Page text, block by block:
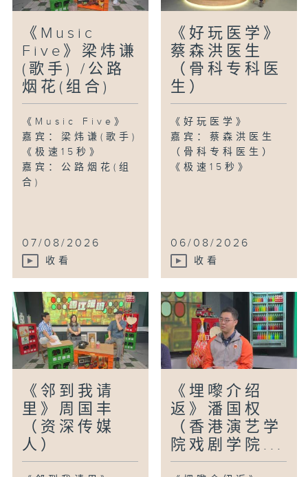
《Music
Five》梁炜谦
(歌手) /公路
烟花(组合)
《Music Five》
嘉宾：梁炜谦(歌手)
《极速15秒》
嘉宾：公路烟花(组
合)
07/08/2026
收看
《好玩医学》
蔡森洪医生
（骨科专科医
生）
《好玩医学》
嘉宾：蔡森洪医生
（骨科专科医生）
《极速15秒》
06/08/2026
收看
《邻到我请
里》周国丰
（资深传媒
人）
《埋嚟介绍
返》潘国权
（香港演艺学
院戏剧学院...